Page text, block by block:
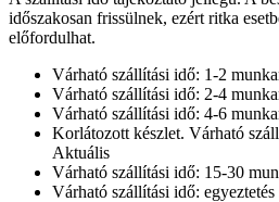
időszakosan frissülnek, ezért ritka
előfordulhat.
Várható szállítási idő: 1-2
Várható szállítási idő: 2-4
Várható szállítási idő: 4-6
Korlátozott készlet. Várható
Aktuális
Várható szállítási idő: 15-30
Várható szállítási idő: egyeztetés